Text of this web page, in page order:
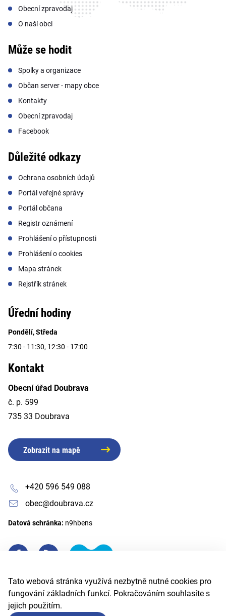
Tato webová stránka využívá nezbytně nutné cookies pro
fungování základních funkcí. Pokračováním souhlasíte s
jejich použitím.
Obecní zpravodaj
O naší obci
Může se hodit
Spolky a organizace
Občan server - mapy obce
Kontakty
Obecní zpravodaj
Facebook
Důležité odkazy
Ochrana osobních údajů
Portál veřejné správy
Portál občana
Registr oznámení
Prohlášení o přístupnosti
Prohlášení o cookies
Mapa stránek
Rejstřík stránek
Úřední hodiny
Pondělí, Středa
7:30 - 11:30, 12:30 - 17:00
Kontakt
Obecní úřad Doubrava
č. p. 599
735 33 Doubrava
Zobrazit na mapě
+420 596 549 088
obec@doubrava.cz
Datová schránka: n9hbens